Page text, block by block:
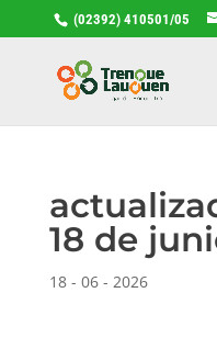
(02392) 410501/05
18 de
18 - 06 - 2026